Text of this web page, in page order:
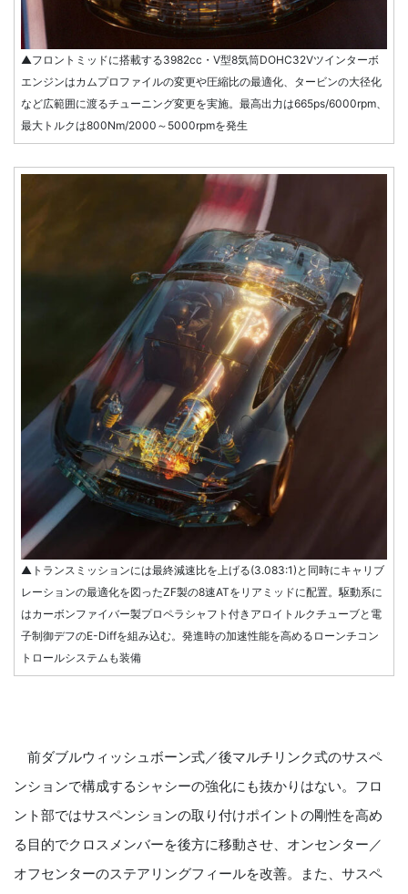
▲フロントミッドに搭載する3982cc・V型8気筒DOHC32Vツインターボ
エンジンはカムプロファイルの変更や圧縮比の最適化、タービンの大径化
など広範囲に渡るチューニング変更を実施。最高出力は665ps/6000rpm、
最大トルクは800Nm/2000～5000rpmを発生
▲トランスミッションには最終減速比を上げる(3.083:1)と同時にキャリブ
レーションの最適化を図ったZF製の8速ATをリアミッドに配置。駆動系に
はカーボンファイバー製プロペラシャフト付きアロイトルクチューブと電
子制御デフのE-Diffを組み込む。発進時の加速性能を高めるローンチコン
トロールシステムも装備
前ダブルウィッシュボーン式／後マルチリンク式のサスペ
ンションで構成するシャシーの強化にも抜かりはない。フロ
ント部ではサスペンションの取り付けポイントの剛性を高め
る目的でクロスメンバーを後方に移動させ、オンセンター／
オフセンターのステアリングフィールを改善。また、サスペ